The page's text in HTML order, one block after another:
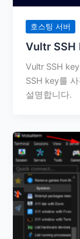
호스팅 서버
Vultr SSH
Vultr SSH
SSH key를
설명합니다.